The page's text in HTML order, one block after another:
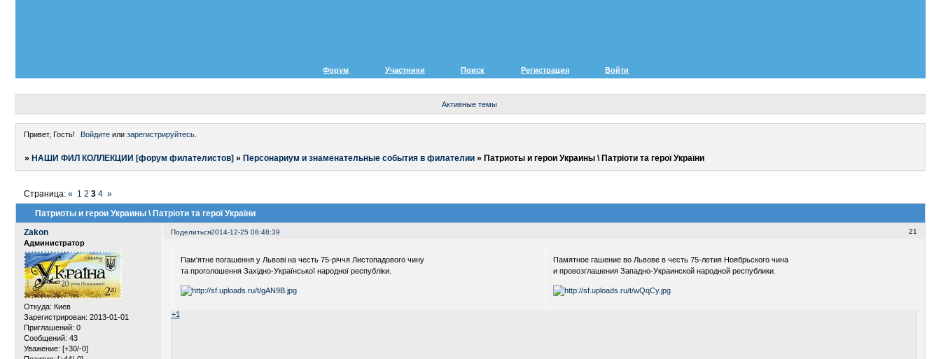
Форум Участники Поиск Регистрация Войти
Активные темы
Привет, Гость! Войдите или зарегистрируйтесь
» НАШИ ФИЛ КОЛЛЕКЦИИ [форум филателистов] » Персонариум и знаменательные события в филателии » Патриоты и герои Украины \ Патріоти та герої України
Патриоты и герои Украины \ Патріоти та герої України
Страница: « 1 2 3 4 »
Поделиться 21
2014-12-25 08:48:39
Zakon
Администратор
Откуда: Киев
Зарегистрирован: 2013-01-01
Приглашений: 0
Сообщений: 43
Уважение: [+30/-0]
Пам'ятне погашення у Львові на честь 75-річчя Листопадового чину
та проголошення Західно-Української народної республіки.
Памятное гашение во Львове в честь 75-летия Ноябрьского чина
и провозглашения Западно-Украинской народной республики.
+1